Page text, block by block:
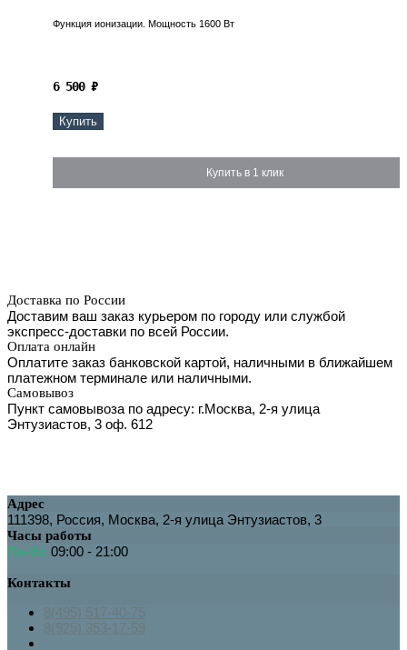
Функция ионизации. Мощность 1600 Вт
6 500 ₽
Купить
Купить в 1 клик
Доставка по России
Доставим ваш заказ курьером по городу или службой
экспресс-доставки по всей России.
Оплата онлайн
Оплатите заказ банковской картой, наличными в ближайшем
платежном терминале или наличными.
Самовывоз
Пункт самовывоза по адресу: г.Москва, 2-я улица
Энтузиастов, 3 оф. 612
Адрес
111398, Россия, Москва, 2-я улица Энтузиастов, 3
Часы работы
Пн-Вс 09:00 - 21:00
Контакты
8(495) 517-40-75
8(925) 353-17-59